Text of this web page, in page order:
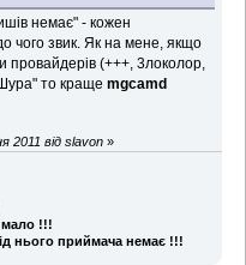
немає" - кожен
чого звик. Як на мене, якщо
провайдерів (+++, 3локолор,
Шура" то кращеmgcamd
2011 від slavon »
мало !!!
нього приймача немає !!!